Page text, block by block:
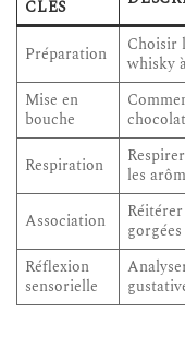
CLÉS
Préparation
Choisir
whisky
Mise en
bouche
Respiration
les
Association
Réflexion
sensorielle